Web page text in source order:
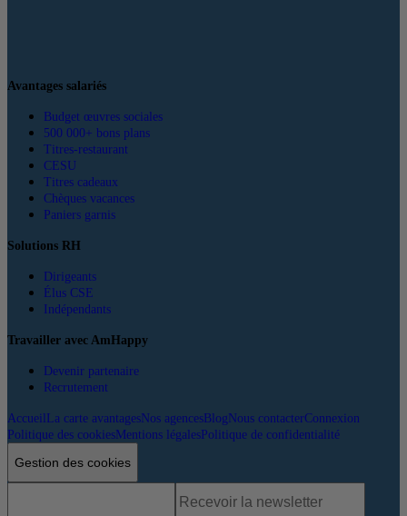
Avantages salariés
Budget œuvres sociales
500 000+ bons plans
Titres-restaurant
CESU
Titres cadeaux
Chèques vacances
Paniers garnis
Solutions RH
Dirigeants
Élus CSE
Indépendants
Travailler avec AmHappy
Devenir partenaire
Recrutement
Accueil La carte avantagesNos agencesBlogNous contacterConnexion
Politique des cookiesMentions légalesPolitique de confidentialité
Gestion des cookies